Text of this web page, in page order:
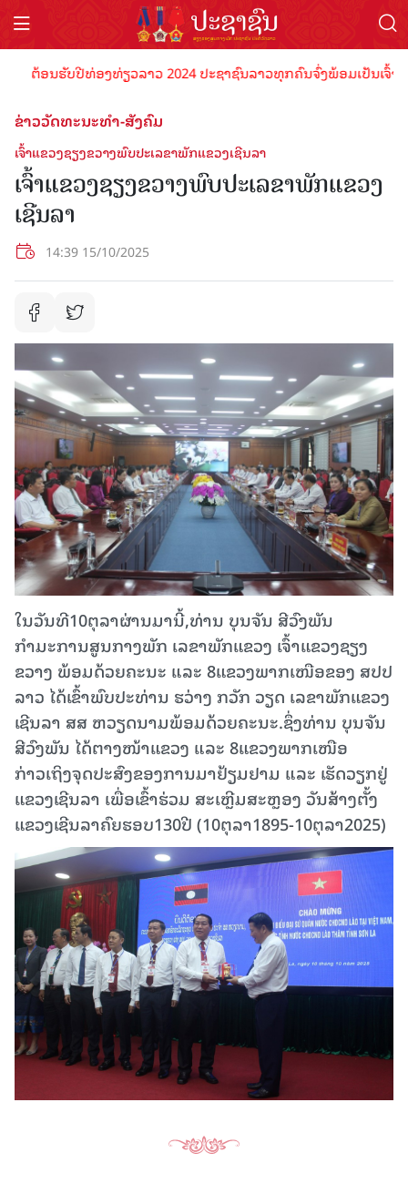
ອນຮັບປີທ່ອງທ່ຽວລາວ 2024 ປະຊາຊົນລາວທຸກຄົນຈົ່ງພ້ອມເປັນເຈົ້າພາ
ຂ່າວວັດທະນະທຳ-ສັງຄົມ
ເຈົ້າແຂວງຊຽງຂວາງພົບປະເລຂາພັກແຂວງເຊີນລາ
ເຈົ້າແຂວງຊຽງຂວາງພົບປະເລຂາພັກແຂວງ
ເຊີນລາ
14:39 15/10/2025
ໃນວັນທີ10ຕຸລາຜ່ານມານີ້,ທ່ານ ບຸນຈັນ ສີວົງພັນ
ກຳມະການສູນກາງພັກ ເລຂາພັກແຂວງ ເຈົ້າແຂວງຊຽງ
ຂວາງ ພ້ອມດ້ວຍຄະນະ ແລະ 8ແຂວງພາກເໜືອຂອງ ສປປ
ລາວ ໄດ້ເຂົ້າພົບປະທ່ານ ຮວ່າງ ກວັກ ວຽດ ເລຂາພັກແຂວງ
ເຊີນລາ ສສ ຫວຽດນາມພ້ອມດ້ວຍຄະນະ.ຊຶ່ງທ່ານ ບຸນຈັນ
ສີວົງພັນ ໄດ້ຕາງໜ້າແຂວງ ແລະ 8ແຂວງພາກເໜືອ
ກ່າວເຖິງຈຸດປະສົງຂອງການມາຢ້ຽມຢາມ ແລະ ເຮັດວຽກຢູ່
ແຂວງເຊີນລາ ເພື່ອເຂົ້າຮ່ວມ ສະເຫຼີມສະຫຼອງ ວັນສ້າງຕັ້ງ
ແຂວງເຊີນລາຄົຍຮອບ130ປີ (10ຕຸລາ1895-10ຕຸລາ2025)